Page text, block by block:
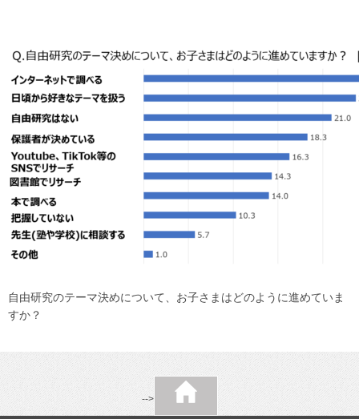
自由研究のテーマ決めについて、お子さまはどのように進めていま
すか？
-->